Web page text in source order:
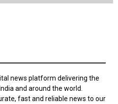
news platform delivering the
and around the world.
fast and reliable news to our